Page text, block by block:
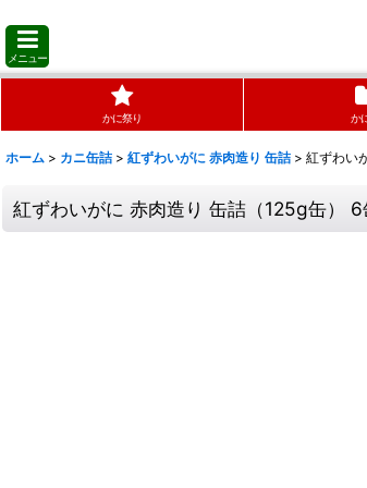
メニュー
かに祭り か
ホーム > カニ缶詰 > 紅ずわいがに 赤肉造り 缶詰 > 紅ずわい
紅ずわいがに 赤肉造り 缶詰（125g缶） 6